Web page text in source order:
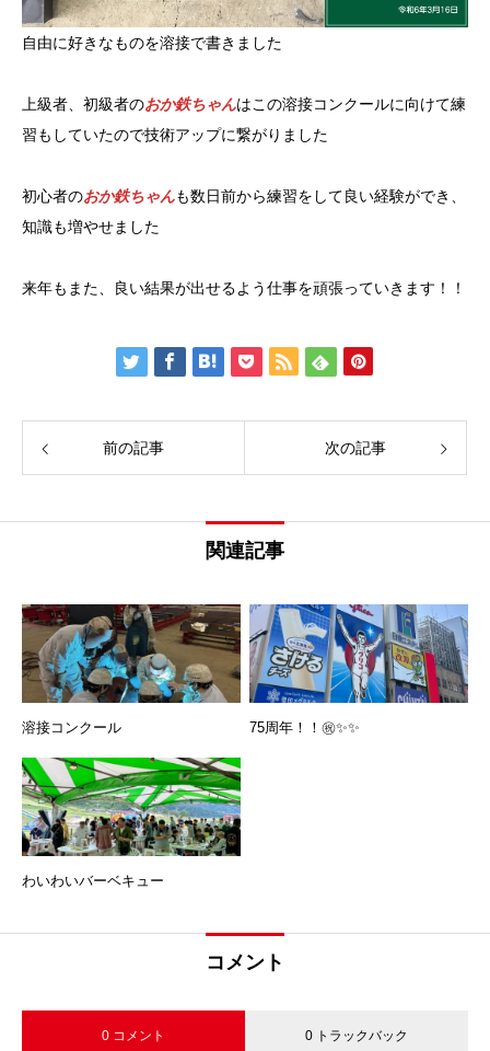
自由に好きなものを溶接で書きました
上級者、初級者のおか鉄ちゃんはこの溶接コンクールに向けて練
習もしていたので技術アップに繋がりました
初心者のおか鉄ちゃんも数日前から練習をして良い経験ができ、
知識も増やせました
来年もまた、良い結果が出せるよう仕事を頑張っていきます！！
前の記事 次の記事
関連記事
溶接コンクール 75周年！！㊗️✨✨
わいわいバーベキュー
コメント
0 コメント 0 トラックバック